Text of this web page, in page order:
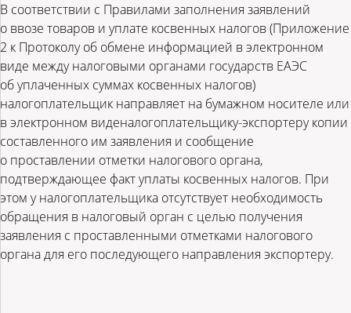
В соответствии с Правилами заполнения заявлений
о ввозе товаров и уплате косвенных налогов (Приложение
2 к Протоколу об обмене информацией в электронном
виде между налоговыми органами государств ЕАЭС
об уплаченных суммах косвенных налогов)
налогоплательщик направляет на бумажном носителе или
в электронном виденалогоплательщику-экспортеру копии
составленного им заявления и сообщение
о проставлении отметки налогового органа,
подтверждающее факт уплаты косвенных налогов. При
этом у налогоплательщика отсутствует необходимость
обращения в налоговый орган с целью получения
заявления с проставленными отметками налогового
органа для его последующего направления экспортеру.